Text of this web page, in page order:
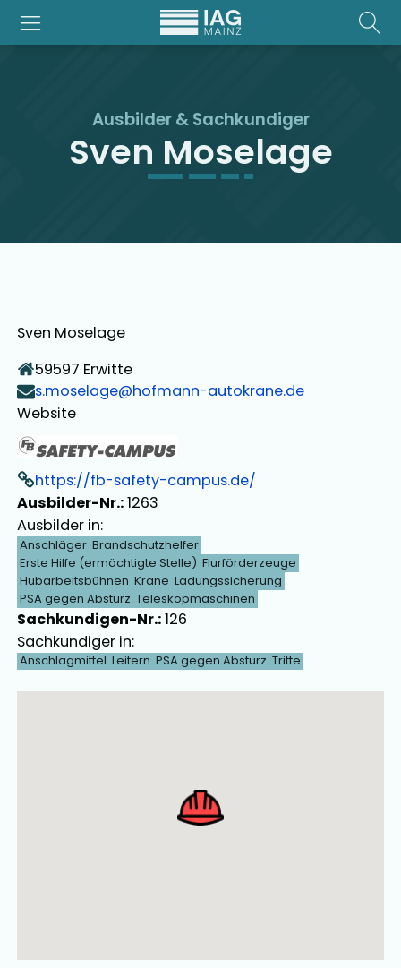
Ausbilder& Sachkundiger
Sven Moselage
Sven Moselage
59597 Erwitte
s.moselage@hofmann-autokrane.de
Website
https://fb-safety-campus.de/
Ausbilder-Nr.:1263
Ausbilder in:
Anschläger Brandschutzhelfer
Erste Hilfe (ermächtigte Stelle) Flurförderzeuge
Hubarbeitsbühnen Krane Ladungssicherung
PSA gegen Absturz Teleskopmaschinen
Sachkundigen-Nr.:126
Sachkundiger in:
Anschlagmittel Leitern PSA gegen Absturz Tritte